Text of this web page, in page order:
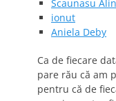
Scaunasu Alin
ionut
Aniela Deby
Ca de fiecare
pare rău că am
pentru că de